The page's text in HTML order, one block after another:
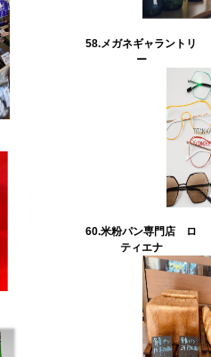
58.メガネギャラントリ
ー
60.米粉パン専門店 ロ
ティエナ